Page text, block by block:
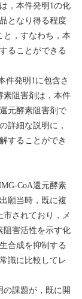
，本件発明 1 の化
となり得る程度
と，すなわち，本
ることができる
件発明1 に包含さ
素阻害剤は，本件
還元酵素阻害剤で
詳細な説明に，
することができ
CoA還元酵素
願当時，既に複
されており，メ
阻害活性を示す化
合成を抑制する
識に比較してレ
の課題が，既に開